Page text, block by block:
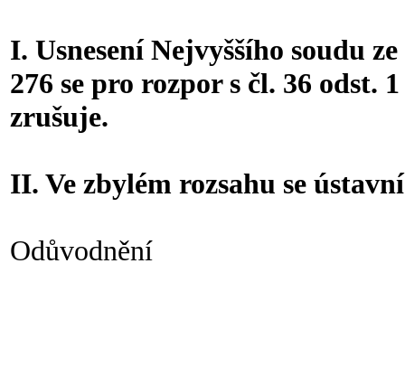
I. Usnesení Nejvyššího soudu
276 se pro rozpor s čl. 36 odst.
zrušuje.
II. Ve zbylém rozsahu se
Odůvodnění